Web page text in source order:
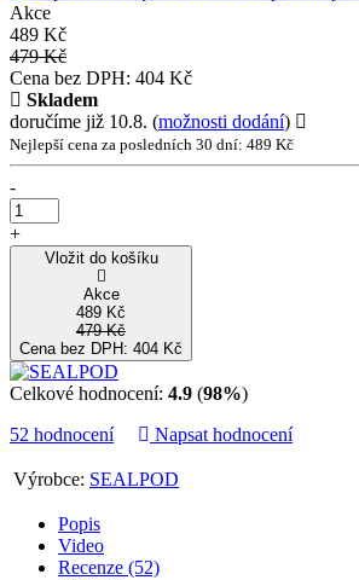
Akce
489 Kč
479 Kč
Cena bez DPH: 404 Kč
Skladem
doručíme již 10.8. (možnosti dodání)
Nejlepší cena za posledních 30 dní: 489 Kč
-
+
Vložit do košíku
Akce
489 Kč
479 Kč
Cena bez DPH: 404 Kč
Celkové hodnocení: 4.9 (98%)
52 hodnocení
Napsat hodnocení
Výrobce: SEALPOD
Popis
Video
Recenze (52)